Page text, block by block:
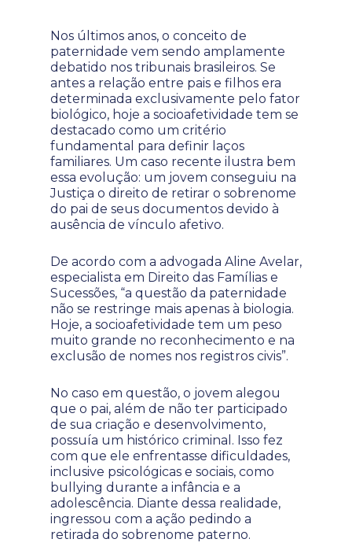
Nos últimos anos, o conceito de
paternidade vem sendo amplamente
debatido nos tribunais brasileiros. Se
antes a relação entre pais e filhos era
determinada exclusivamente pelo fator
biológico, hoje a socioafetividade tem se
destacado como um critério
fundamental para definir laços
familiares. Um caso recente ilustra bem
essa evolução: um jovem conseguiu na
Justiça o direito de retirar o sobrenome
do pai de seus documentos devido à
ausência de vínculo afetivo.
De acordo com a advogada Aline Avelar,
especialista em Direito das Famílias e
Sucessões, “a questão da paternidade
não se restringe mais apenas à biologia.
Hoje, a socioafetividade tem um peso
muito grande no reconhecimento e na
exclusão de nomes nos registros civis”.
No caso em questão, o jovem alegou
que o pai, além de não ter participado
de sua criação e desenvolvimento,
possuía um histórico criminal. Isso fez
com que ele enfrentasse dificuldades,
inclusive psicológicas e sociais, como
bullying durante a infância e a
adolescência. Diante dessa realidade,
ingressou com a ação pedindo a
retirada do sobrenome paterno.